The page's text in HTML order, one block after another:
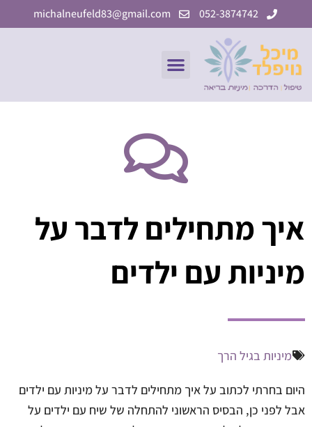
לתוכן
052-3874742
michalneufeld83@gmail.com
תפריט
איך מתחילים לדבר על
מיניות עם ילדים
מיניות בגיל הרך
היום בחרתי לכתוב על איך מתחילים לדבר על מיניות עם ילדים
אבל לפני כן, הבסיס הראשוני להתחלה של שיח עם ילדים על